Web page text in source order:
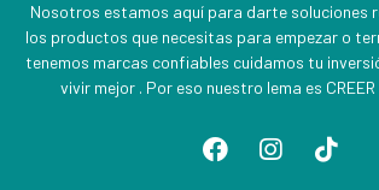
Nosotros estamos aquí para darte soluciones
los productos que necesitas para empezar o
tenemos marcas confiables cuidamos tu
vivir mejor . Por eso nuestro lema es CREER